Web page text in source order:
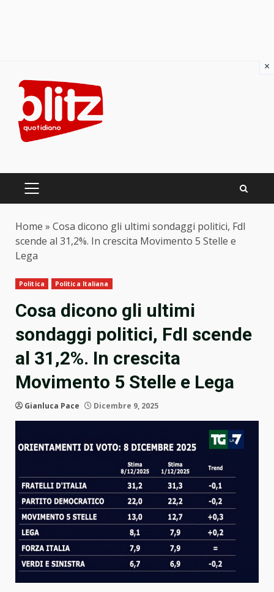
content
PRIMARY
Home » Cosa dicono gli ultimi sondaggi politici, FdI
scende al 31,2%. In crescita Movimento 5 Stelle e
Lega
Politica Politica Italiana
Cosa dicono gli ultimi
sondaggi politici, FdI scende
al 31,2%. In crescita
Movimento 5 Stelle e Lega
Gianluca Pace Dicembre 9, 2025
×